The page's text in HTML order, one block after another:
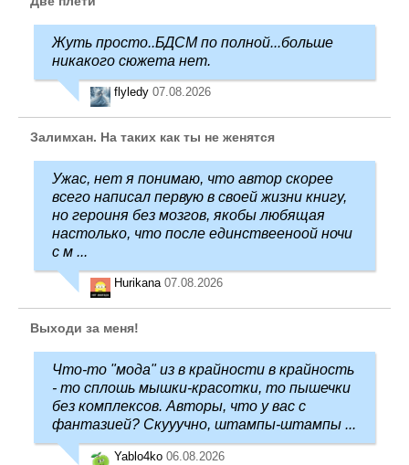
Жуть просто..БДСМ по полной...больше
никакого сюжета нет.
flyledy 07.08.2026
Залимхан. На таких как ты не женятся
Ужас, нет я понимаю, что автор скорее
всего написал первую в своей жизни книгу,
но героиня без мозгов, якобы любящая
настолько, что после единствееноой ночи
с м ...
Hurikana 07.08.2026
Выходи за меня!
Что-то "мода" из в крайности в крайность
- то сплошь мышки-красотки, то пышечки
без комплексов. Авторы, что у вас с
фантазией? Скууучно, штампы-штампы ...
Yablo4ko 06.08.2026